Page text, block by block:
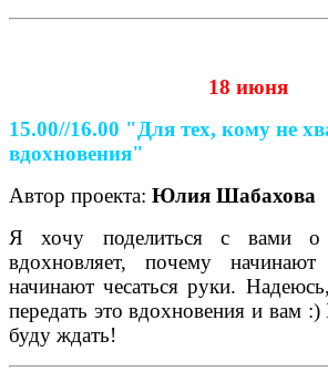
18 июня
15.00//16.00 "Для тех, кому не
вдохновения"
Автор проекта: Юлия Шабахова
Я хочу поделиться с вами
вдохновляет, почему
начинают чесаться руки.
передать это вдохновения и вам
буду ждать!